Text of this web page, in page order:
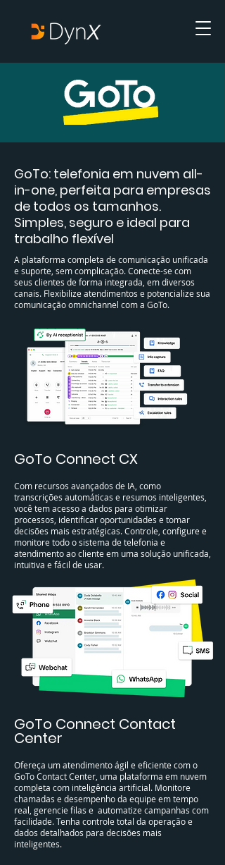
GoTo: telefonia em nuvem all-
in-one, perfeita para empresas
de todos os tamanhos.
Simples, seguro e ideal para
trabalho flexível
A plataforma completa de comunicação unificada
e suporte, sem complicação. Conecte-se com
seus clientes de forma integrada, em diversos
canais. Flexibilize atendimentos e potencialize sua
comunicação omnichannel com a GoTo.
​​GoTo Connect CX
Com recursos avançados de IA, como
transcrições automáticas e resumos inteligentes,
você tem acesso a dados para otimizar
processos, identificar oportunidades e tomar
decisões mais estratégicas. Controle, configure e
monitore todo o sistema de telefonia e
atendimento ao cliente em uma solução unificada,
intuitiva e fácil de usar.
​​GoTo Connect Contact
Center
Ofereça um atendimento ágil e eficiente com o
GoTo Contact Center, uma plataforma em nuvem
completa com inteligência artificial. Monitore
chamadas e desempenho da equipe em tempo
real, gerencie filas e automatize campanhas com
facilidade. Tenha controle total da operação e
dados detalhados para decisões mais
inteligentes.